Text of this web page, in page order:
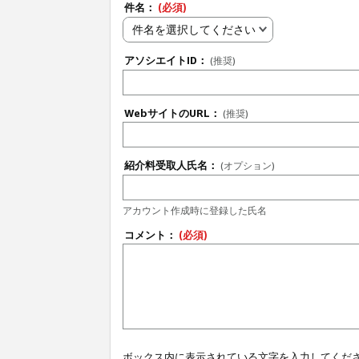
件名： (必須)
件名を選択してください
アソシエイトID： (推奨)
WebサイトのURL： (推奨)
紹介料受取人氏名： (オプション)
アカウント作成時に登録した氏名
コメント： (必須)